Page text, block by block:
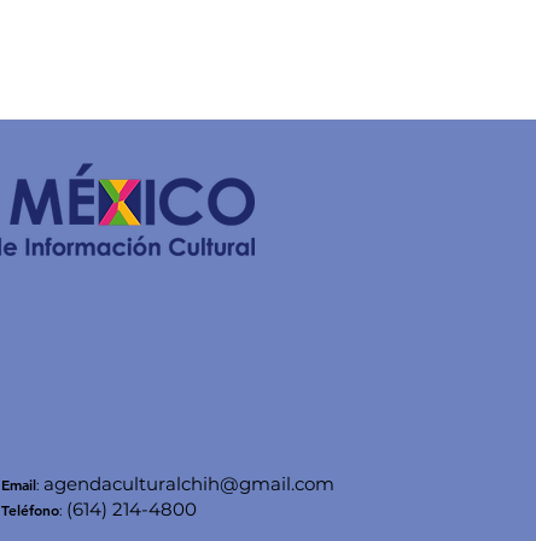
Email: agendaculturalchih@gmail.com
Teléfono: (614) 214-4800